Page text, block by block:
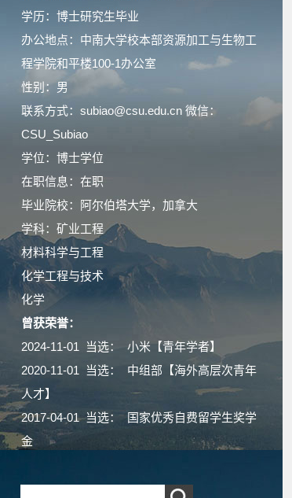
学历：博士研究生毕业
办公地点：中南大学校本部资源加工与生物工
程学院和平楼100-1办公室
性别：男
联系方式：subiao@csu.edu.cn 微信：
CSU_Subiao
学位：博士学位
在职信息：在职
毕业院校：阿尔伯塔大学，加拿大
学科：矿业工程
材料科学与工程
化学工程与技术
化学
曾获荣誉：
2024-11-01 当选： 小米【青年学者】
2020-11-01 当选： 中组部【海外高层次青年
人才】
2017-04-01 当选： 国家优秀自费留学生奖学
金